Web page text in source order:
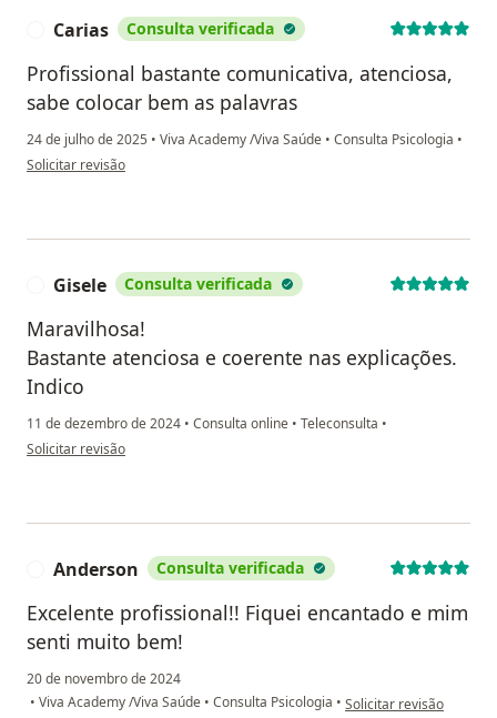
Carias Consulta verificada
Profissional bastante comunicativa, atenciosa,
sabe colocar bem as palavras
24 de julho de 2025 • Viva Academy /Viva Saúde • Consulta Psicologia •
na opinião do utilizador Carias
Solicitar revisão
Gisele Consulta verificada
Maravilhosa!
Bastante atenciosa e coerente nas explicações.
Indico
11 de dezembro de 2024 • Consulta online • Teleconsulta •
na opinião do utilizador Gisele
Solicitar revisão
Anderson Consulta verificada
Excelente profissional!! Fiquei encantado e mim
senti muito bem!
20 de novembro de 2024
• Viva Academy /Viva Saúde • Consulta Psicologia • na opinião do utilizador
Solicitar revisão